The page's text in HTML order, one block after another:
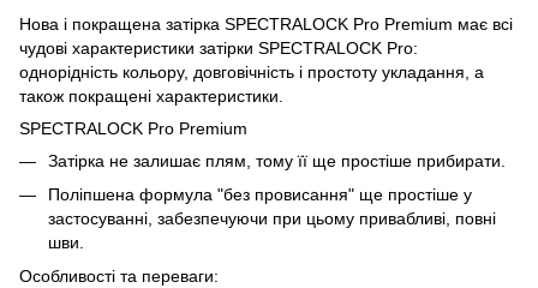
Нова і покращена затірка SPECTRALOCK Pro Premium має всі
чудові характеристики затірки SPECTRALOCK Pro:
однорідність кольору, довговічність і простоту укладання, а
також покращені характеристики.
SPECTRALOCK Pro Premium
Затірка не залишає плям, тому її ще простіше прибирати.
Поліпшена формула "без провисання" ще простіше у
застосуванні, забезпечуючи при цьому привабливі, повні
шви.
Особливості та переваги: